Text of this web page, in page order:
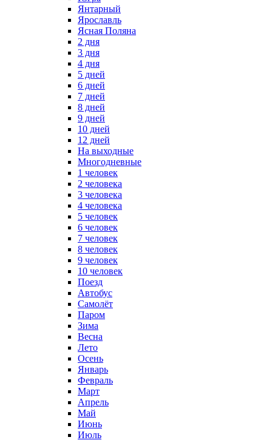
Янтарный
Ярославль
Ясная Поляна
2 дня
3 дня
4 дня
5 дней
6 дней
7 дней
8 дней
9 дней
10 дней
12 дней
На выходные
Многодневные
1 человек
2 человека
3 человека
4 человека
5 человек
6 человек
7 человек
8 человек
9 человек
10 человек
Поезд
Автобус
Самолёт
Паром
Зима
Весна
Лето
Осень
Январь
Февраль
Март
Апрель
Май
Июнь
Июль